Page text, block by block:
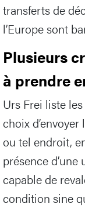
transferts de
l’Europe sont
Plusieurs
à prendre
Urs Frei liste
choix
ou tel endroit,
présence
capable de
condition sine